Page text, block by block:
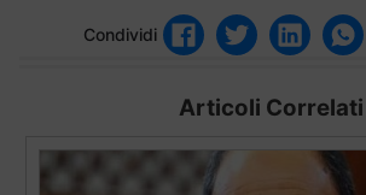
Condividi
Articoli Correlati